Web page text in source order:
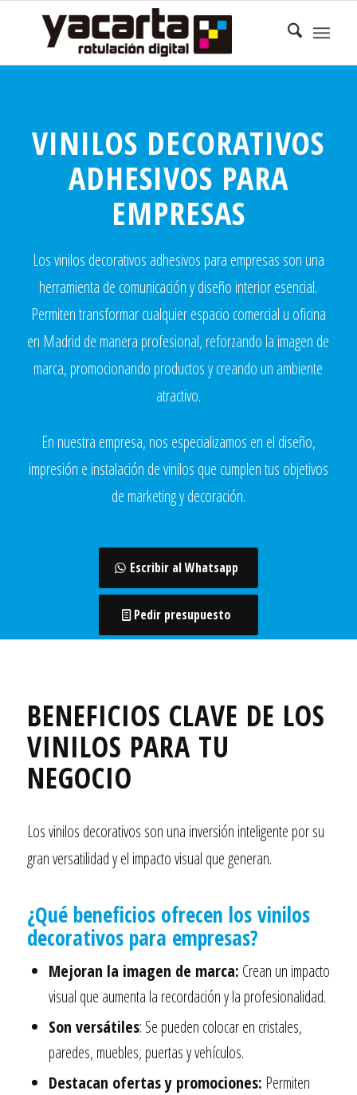
VINILOS DECORATIVOS
ADHESIVOS PARA
EMPRESAS
Los vinilos decorativos adhesivos para empresas son una
herramienta de comunicación y diseño interior esencial.
Permiten transformar cualquier espacio comercial u oficina
en Madrid de manera profesional, reforzando la imagen de
marca, promocionando productos y creando un ambiente
atractivo.
En nuestra empresa, nos especializamos en el diseño,
impresión e instalación de vinilos que cumplen tus objetivos
de marketing y decoración.
Escribir al Whatsapp
Pedir presupuesto
BENEFICIOS CLAVE DE LOS
VINILOS PARA TU
NEGOCIO
Los vinilos decorativos son una inversión inteligente por su
gran versatilidad y el impacto visual que generan.
¿Qué beneficios ofrecen los vinilos
decorativos para empresas?
Mejoran la imagen de marca: Crean un impacto
visual que aumenta la recordación y la profesionalidad.
Son versátiles: Se pueden colocar en cristales,
paredes, muebles, puertas y vehículos.
Destacan ofertas y promociones: Permiten